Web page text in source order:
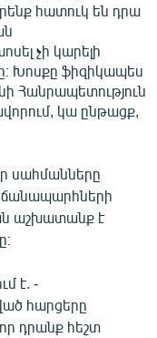
հատուկ են դրա
չի կարելի
Խոսքը ֆիզիկապես
Հանրապետություն
կա ընթացք,
սահմանները
ճանապարհների
աշխատանք է
է. -
հարցերը
դրանք հեշտ